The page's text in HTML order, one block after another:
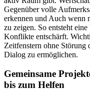
Gegenüber volle
erkennen und Auch wenn
zu zeigen. So entsteht
Konflikte entschärft.
Zeitfenstern ohne Störung
Dialog zu ermöglichen.
Gemeinsame
bis zum Helfen